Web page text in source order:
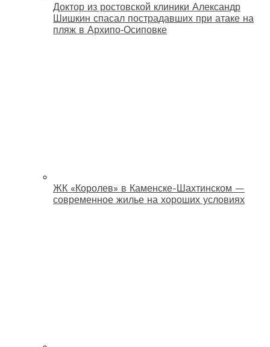
Доктор из ростовской клиники Александр
Шишкин спасал пострадавших при атаке на
пляж в Архипо‑Осиповке
ЖК «Королев» в Каменске-Шахтинском —
современное жилье на хороших условиях